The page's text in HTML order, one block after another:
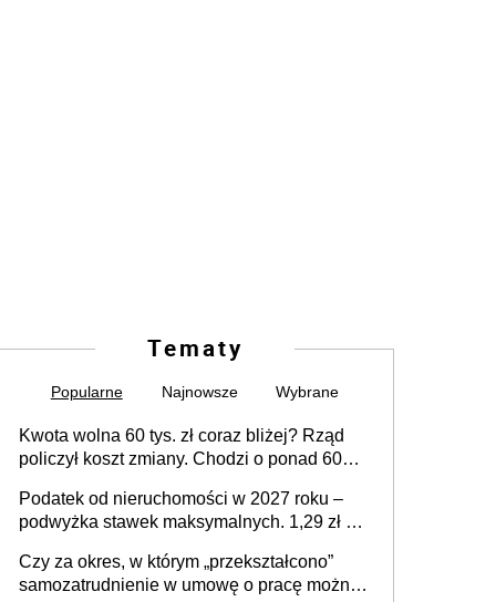
Tematy
Popularne Najnowsze Wybrane
Kwota wolna 60 tys. zł coraz bliżej? Rząd
policzył koszt zmiany. Chodzi o ponad 60
Podatek od nieruchomości w 2027 roku –
podwyżka stawek maksymalnych. 1,29 zł za
budynków i lokali związanych z
prowadzeniem działalności gospodarczej
Czy za okres, w którym „przekształcono”
samozatrudnienie w umowę o pracę można